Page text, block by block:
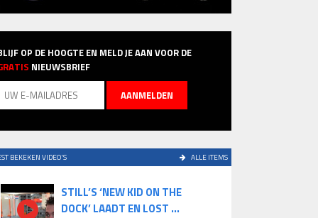
OP DE HOOGTE EN MELD JE AAN VOOR DE
NIEUWSBRIEF
BEKEKEN VIDEO'S ALLE ITEMS
STILL’S ‘NEW KID ON THE
DOCK’ LAADT EN LOST ...